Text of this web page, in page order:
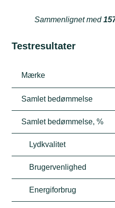
Sammenlignet med
Testresultater
Mærke
Samlet bedømmelse
Samlet bedømmelse, %
Lydkvalitet
Brugervenlighed
Energiforbrug